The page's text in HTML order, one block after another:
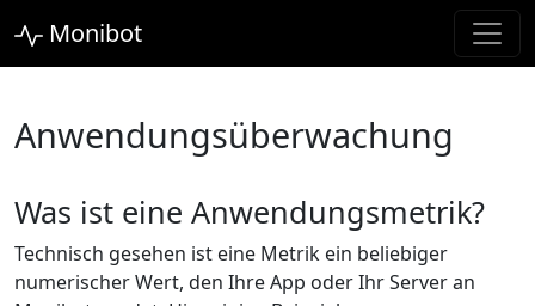
Monibot
Anwendungsüberwachung
Was ist eine Anwendungsmetrik?
Technisch gesehen ist eine Metrik ein beliebiger
numerischer Wert, den Ihre App oder Ihr Server an